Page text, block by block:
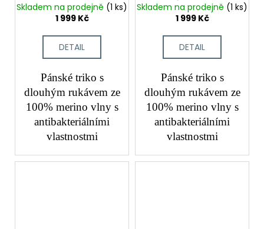
Skladem na prodejně (1 ks)
1 999 Kč
DETAIL
Pánské triko s
dlouhým rukávem ze
100% merino vlny s
antibakteriálními
vlastnostmi
Skladem na prodejně (1 ks)
1 999 Kč
DETAIL
Pánské triko s
dlouhým rukávem ze
100% merino vlny s
antibakteriálními
vlastnostmi